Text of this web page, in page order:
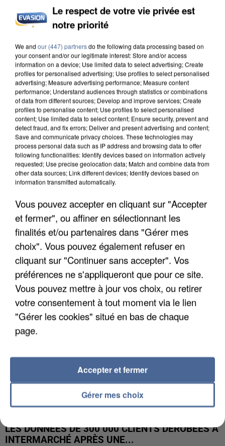
UN SECOND CADRE DE LA DZ MAFIA
INTERPELLÉ EN ALGÉRIE
UNE TOURISTE DE L’OISE EMPORTÉE PAR UNE
COULÉE DE BOUE EN HAUTE-SAVOIE
LES DONNÉES DE 300 000 CLIENTS DÉROBÉES À
INTERMARCHÉ APRÈS UNE...
Le respect de votre vie privée est
notre priorité
We and our (447) partnersdo the following data processing based on
your consent and/or our legitimate interest: Store and/or access
information on a device; Use limited data to select advertising; Create
profiles for personalised advertising; Use profiles to select personalised
advertising; Measure advertising performance; Measure content
performance; Understand audiences through statistics or combinations
of data from different sources; Develop and improve services; Create
profiles to personalise content; Use profiles to select personalised
content; Use limited data to select content; Ensure security, prevent and
detect fraud, and fix errors; Deliver and present advertising and content;
Save and communicate privacy choices. These technologies may
process personal data such as IP address and browsing data to offer
following functionalities: Identify devices based on information actively
requested; Use precise geolocation data; Match and combine data from
other data sources; Link different devices; Identify devices based on
information transmitted automatically.
Vous pouvez accepter en cliquant sur "Accepter
et fermer", ou affiner en sélectionnant les
finalités et/ou partenaires dans "Gérer mes
choix". Vous pouvez également refuser en
cliquant sur "Continuer sans accepter". Vos
préférences ne s'appliqueront que pour ce site.
Vous pouvez mettre à jour vos choix, ou retirer
votre consentement à tout moment via le lien
"Gérer les cookies" situé en bas de chaque
page.
Gérer mes choix
Accepter et fermer